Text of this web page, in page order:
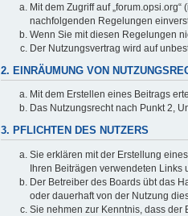
Mit dem Zugriff auf
nachfolgenden Regelungen
Wenn Sie mit diesen Regelungen
Der Nutzungsvertrag wird auf
2. EINRÄUMUNG VON
Mit dem Erstellen eines Beitrags
Das Nutzungsrecht nach Punkt 2,
3. PFLICHTEN DES NUTZERS
Sie erklären mit der Erstellung
Ihren Beiträgen verwendeten Links
Der Betreiber des Boards übt das
oder dauerhaft von der Nutzung
Sie nehmen zur Kenntnis, dass der